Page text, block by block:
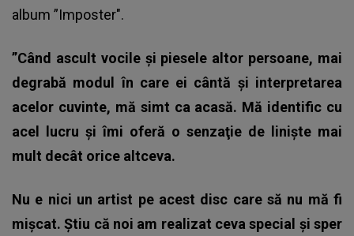
album ”Imposter".
”Când ascult vocile şi piesele altor persoane, mai
degrabă modul în care ei cântă şi interpretarea
acelor cuvinte, mă simt ca acasă. Mă identific cu
acel lucru şi îmi oferă o senzaţie de linişte mai
mult decât orice altceva.
Nu e nici un artist pe acest disc care să nu mă fi
mişcat. Ştiu că noi am realizat ceva special şi sper